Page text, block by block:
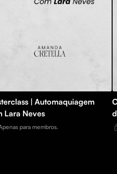
| Automaquiagem
Lara Neves
para membros.